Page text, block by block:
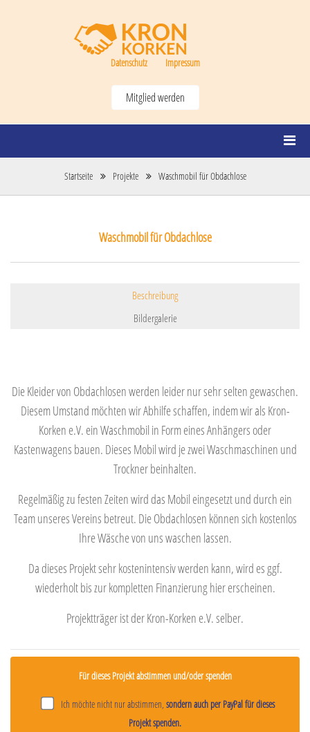
Datenschutz Impressum
Mitglied werden
Startseite Projekte Waschmobil für Obdachlose
Waschmobil für Obdachlose
Beschreibung
Bildergalerie
Die Kleider von Obdachlosen werden leider nur sehr selten gewaschen.
Diesem Umstand möchten wir Abhilfe schaffen, indem wir als Kron-
Korken e.V. ein Waschmobil in Form eines Anhängers oder
Kastenwagens bauen. Dieses Mobil wird je zwei Waschmaschinen und
Trockner beinhalten.
Regelmäßig zu festen Zeiten wird das Mobil eingesetzt und durch ein
Team unseres Vereins betreut. Die Obdachlosen können sich kostenlos
Ihre Wäsche von uns waschen lassen.
Da dieses Projekt sehr kostenintensiv werden kann, wird es ggf.
wiederholt bis zur kompletten Finanzierung hier erscheinen.
Projektträger ist der Kron-Korken e.V. selber.
Für dieses Projekt abstimmen und/oder spenden
Ich möchte nicht nur abstimmen, sondern auch per PayPal für dieses
Projekt spenden.